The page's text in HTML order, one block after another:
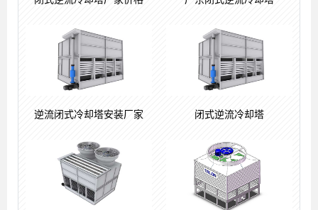
逆流闭式冷却塔安装厂家 闭式逆流冷却塔